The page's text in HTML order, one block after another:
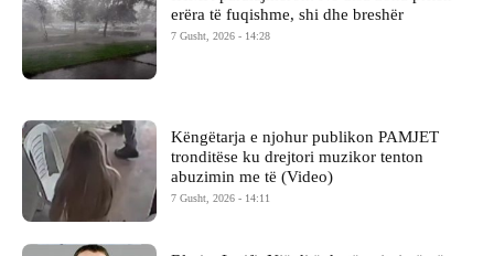
erëra të fuqishme, shi dhe breshër
7 Gusht, 2026 - 14:28
Këngëtarja e njohur publikon PAMJET
tronditëse ku drejtori muzikor tenton
abuzimin me të (Video)
7 Gusht, 2026 - 14:11